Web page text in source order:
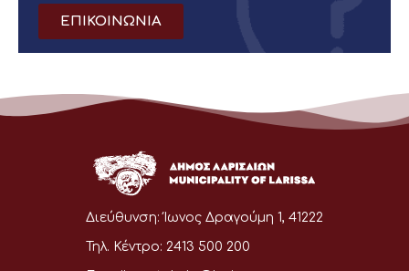
ΕΠΙΚΟΙΝΩΝΙΑ
Διεύθυνση: Ίωνος Δραγούμη 1, 41222
Τηλ. Κέντρο: 2413 500 200